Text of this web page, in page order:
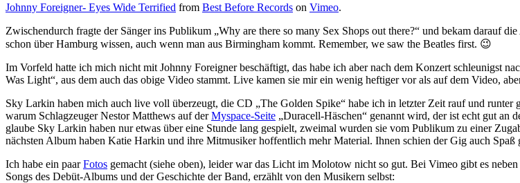
Johnny Foreigner- Eyes Wide Terrified from Best Before Records on Vimeo.
Zwischendurch fragte der Sänger ins Publikum „Why are there so many Sex Shops out there?“ und bekam darauf
schon über Hamburg wissen, auch wenn man aus Birmingham kommt. Remember, we saw the Beatles first. 😉
Im Vorfeld hatte ich mich nicht mit Johnny Foreigner beschäftigt, das habe ich aber nach dem Konzert schleunigst
Was Light“, aus dem auch das obige Video stammt. Live kamen sie mir ein wenig heftiger vor als auf dem Video,
Sky Larkin haben mich auch live voll überzeugt, die CD „The Golden Spike“ habe ich in letzter Zeit rauf und
warum Schlagzeuger Nestor Matthews auf derMyspace-Seite „Duracell-Häschen“ genannt wird, der ist echt gut an
glaube Sky Larkin haben nur etwas über eine Stunde lang gespielt, zweimal wurden sie vom Publikum zu einer
nächsten Album haben Katie Harkin und ihre Mitmusiker hoffentlich mehr Material. Ihnen schien der Gig auch Spaß
Ich habe ein paarFotos gemacht (siehe oben), leider war das Licht im Molotow nicht so gut. Bei Vimeo gibt es
Songs des Debüt-Albums und der Geschichte der Band, erzählt von den Musikern selbst: